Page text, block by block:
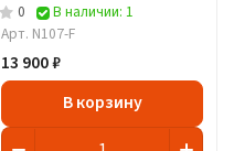
0
В наличии: 1
Арт. N107-F
13 900 ₽
В корзину